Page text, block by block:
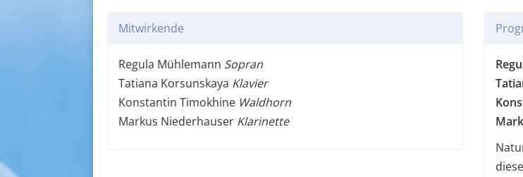
Mitwirkende
Regula Mühlemann Sopran
Tatiana Korsunskaya Klavier
Konstantin Timokhine Waldhorn
Markus Niederhauser Klarinette